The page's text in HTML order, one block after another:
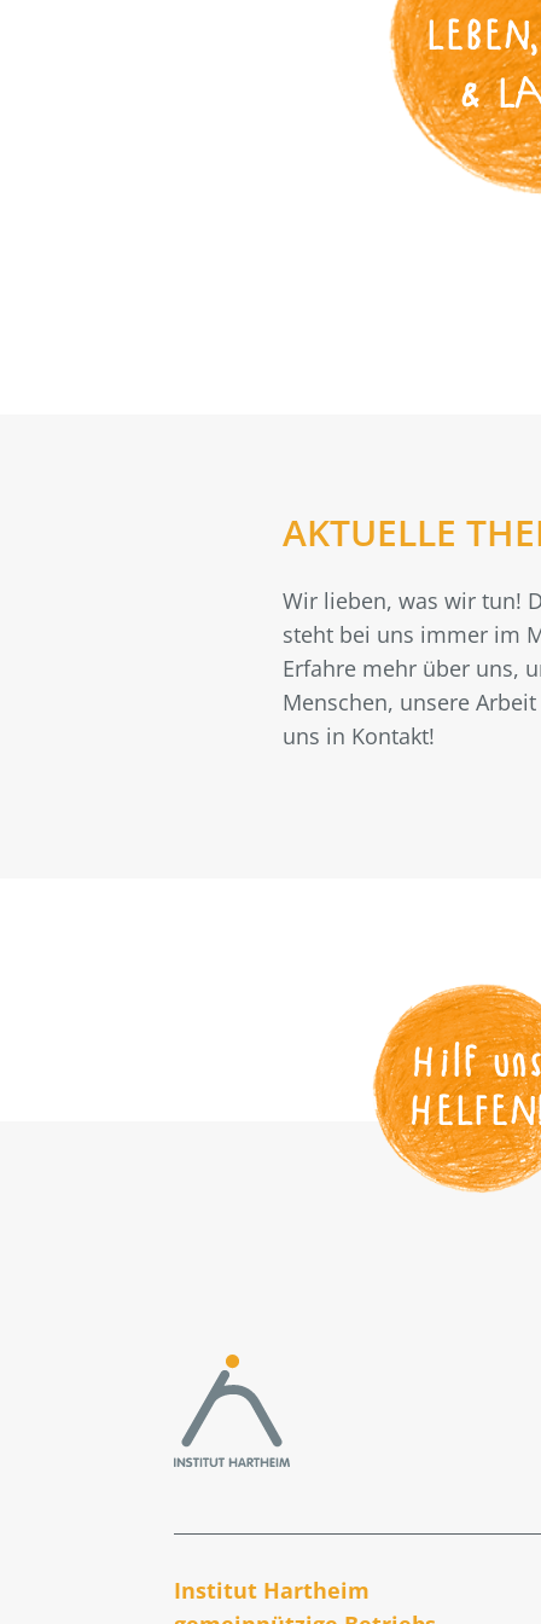
&
AKTUELLE
Wir lieben, was wir tun!
steht bei uns immer im
Erfahre mehr über uns,
Menschen, unsere
uns in Kontakt!
Hilf
HELFEN
Institut Hartheim